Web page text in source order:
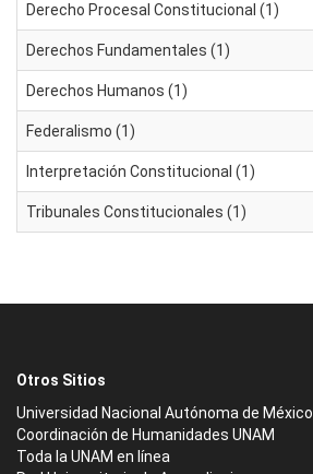
Derecho Procesal Constitucional (1)
Derechos Fundamentales (1)
Derechos Humanos (1)
Federalismo (1)
Interpretación Constitucional (1)
Tribunales Constitucionales (1)
Otros Sitios
Universidad Nacional Autónoma de México
Coordinación de Humanidades UNAM
Toda la UNAM en línea